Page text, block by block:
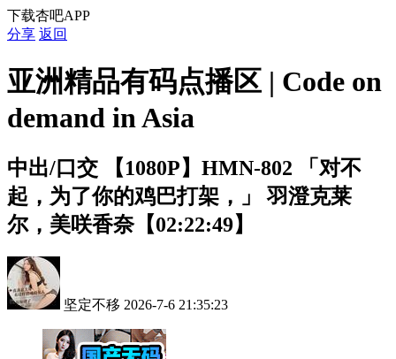
下载杏吧APP
分享 返回
亚洲精品有码点播区 | Code on
demand in Asia
中出/口交
【1080P】HMN-802 「对不
起，为了你的鸡巴打架，」 羽澄克莱
尔，美咲香奈【02:22:49】
坚定不移 2026-7-6 21:35:23